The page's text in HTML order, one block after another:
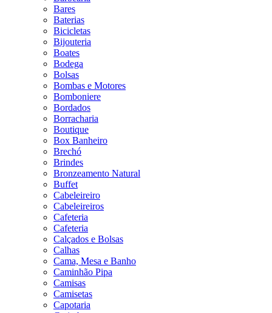
Bares
Baterias
Bicicletas
Bijouteria
Boates
Bodega
Bolsas
Bombas e Motores
Bomboniere
Bordados
Borracharia
Boutique
Box Banheiro
Brechó
Brindes
Bronzeamento Natural
Buffet
Cabeleireiro
Cabeleireiros
Cafeteria
Cafeteria
Calçados e Bolsas
Calhas
Cama, Mesa e Banho
Caminhão Pipa
Camisas
Camisetas
Capotaria